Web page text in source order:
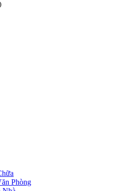
Phòng